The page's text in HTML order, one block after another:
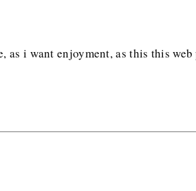
as i want enjoyment, as this this